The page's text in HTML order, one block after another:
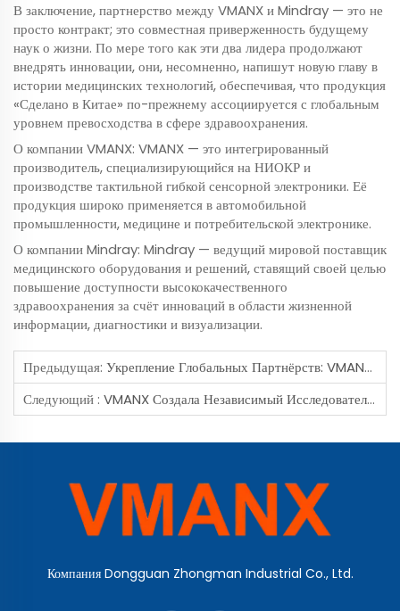
В заключение, партнерство между VMANX и Mindray — это не
просто контракт; это совместная приверженность будущему
наук о жизни. По мере того как эти два лидера продолжают
внедрять инновации, они, несомненно, напишут новую главу в
истории медицинских технологий, обеспечивая, что продукция
«Сделано в Китае» по-прежнему ассоциируется с глобальным
уровнем превосходства в сфере здравоохранения.
О компании VMANX: VMANX — это интегрированный
производитель, специализирующийся на НИОКР и
производстве тактильной гибкой сенсорной электроники. Её
продукция широко применяется в автомобильной
промышленности, медицине и потребительской электронике.
О компании Mindray: Mindray — ведущий мировой поставщик
медицинского оборудования и решений, ставящий своей целью
повышение доступности высококачественного
здравоохранения за счёт инноваций в области жизненной
информации, диагностики и визуализации.
Предыдущая: Укрепление Глобальных Партнёрств: VMANX Тепло Приветствует Делегацию Компании Cardinal Health Для Обсуждения Стратегического Сотрудничества В Области Медицинских Сенсорных Решений
Следующий : VMANX Создала Независимый Исследовательский И Опытно-Конструкторский Центр: Укрепление Основы Инноваций И Поддержка Трансформации Промышленности
Компания Dongguan Zhongman Industrial Co., Ltd.